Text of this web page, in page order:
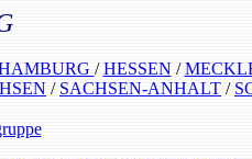
/HESSEN/
/ SACHSEN-ANHALT /